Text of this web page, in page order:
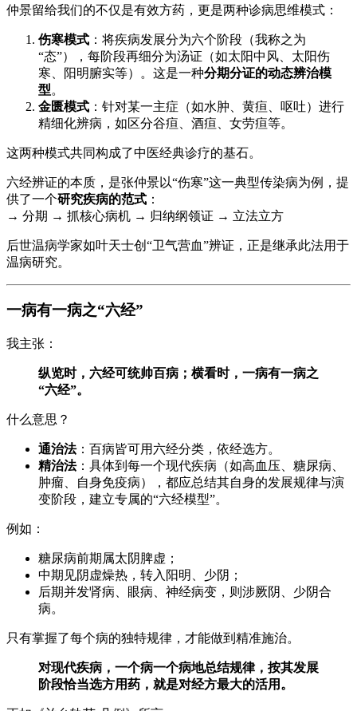
仲景留给我们的不仅是有效方药，更是两种诊病思维模式：
伤寒模式 ：将疾病发展分为六个阶段（我称之为
“态”），每阶段再细分为汤证（如太阳中风、太阳伤
寒、阳明腑实等）。这是一种分期分证的动态辨治模
型。
金匮模式 ：针对某一主症（如水肿、黄疸、呕吐）进行
精细化辨病，如区分谷疸、酒疸、女劳疸等。
这两种模式共同构成了中医经典诊疗的基石。
六经辨证的本质，是张仲景以“伤寒”这一典型传染病为例，提
供了一个研究疾病的范式 ：
→ 分期 → 抓核心病机 → 归纳纲领证 → 立法立方
后世温病学家如叶天士创“卫气营血”辨证，正是继承此法用于
温病研究。
一病有一病之“六经”
我主张：
纵览时，六经可统帅百病；横看时，一病有一病之
“六经”。
什么意思？
通治法：百病皆可用六经分类，依经选方。
精治法：具体到每一个现代疾病（如高血压、糖尿病、
肿瘤、自身免疫病），都应总结其自身的发展规律与演
变阶段，建立专属的“六经模型”。
例如：
糖尿病前期属太阴脾虚；
中期见阴虚燥热，转入阳明、少阴；
后期并发肾病、眼病、神经病变，则涉厥阴、少阴合
病。
只有掌握了每个病的独特规律，才能做到精准施治。
对现代疾病，一个病一个病地总结规律，按其发展
阶段恰当选方用药，就是对经方最大的活用。